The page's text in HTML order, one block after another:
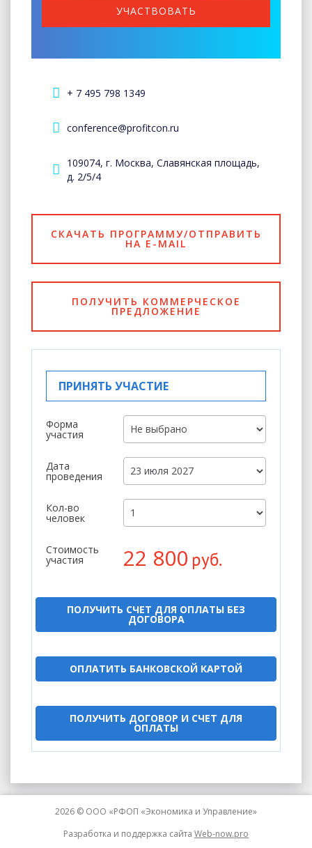
УЧАСТВОВАТЬ
+ 7 495 798 1349
conference@profitcon.ru
109074, г. Москва, Славянская площадь,
д. 2/5/4
СКАЧАТЬ ПРОГРАММУ/ОТПРАВИТЬ
НА E-MAIL
ПОЛУЧИТЬ КОММЕРЧЕСКОЕ
ПРЕДЛОЖЕНИЕ
ПРИНЯТЬ УЧАСТИЕ
Форма
участия
Дата
проведения
Кол-во
человек
Стоимость
участия 22 800 руб.
ПОЛУЧИТЬ СЧЕТ ДЛЯ ОПЛАТЫ БЕЗ
ДОГОВОРА
ОПЛАТИТЬ БАНКОВСКОЙ КАРТОЙ
ПОЛУЧИТЬ ДОГОВОР И СЧЕТ ДЛЯ
ОПЛАТЫ
2026 © ООО «РФОП «Экономика и Управление»
Разработка и поддержка сайта Web-now.pro